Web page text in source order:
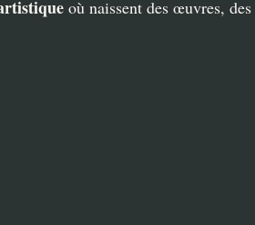
où naissent des œuvres,